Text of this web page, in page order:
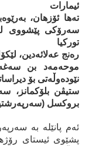
ئیمارات
تەها ئۆزهان،
سەرۆکی پێشووی
تورکیا
رەنج عەلائەدین،
موحەمەد بن
نێودەوڵەتی بۆ
ستیڤن بلۆکمانز،
بروکسل
ئەم پانێلە بە
پشێوی ئیستای